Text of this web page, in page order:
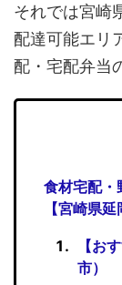
それでは宮崎
配達可能エリ
配・宅配弁当
食材宅配・
【宮崎県延
【お
市）